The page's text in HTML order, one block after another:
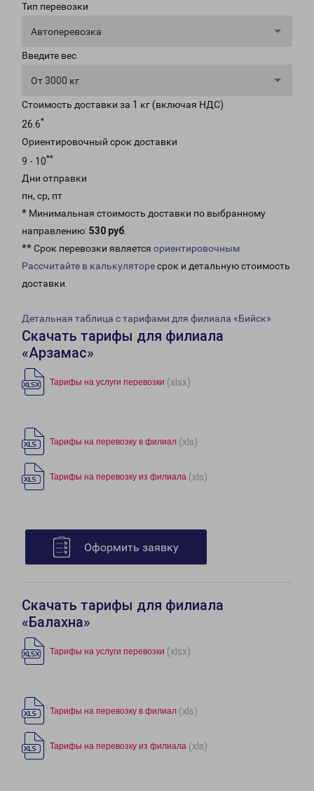
Тип перевозки
Автоперевозка
Введите вес
От 3000 кг
Стоимость доставки за 1 кг (включая НДС)
26.6*
Ориентировочный срок доставки
9 - 10**
Дни отправки
пн, ср, пт
* Минимальная стоимость доставки по выбранному
направлению: 530 руб.
** Срок перевозки является ориентировочным
Рассчитайте в калькуляторесрок и детальную стоимость
доставки.
Детальная таблица с тарифами для филиала «Бийск»
Скачать тарифы для филиала
«Арзамас»
Тарифы на услуги перевозки (xlsx)
Тарифы на перевозку в филиал (xls)
Тарифы на перевозку из филиала (xls)
Оформить заявку
Скачать тарифы для филиала
«Балахна»
Тарифы на услуги перевозки (xlsx)
Тарифы на перевозку в филиал (xls)
Тарифы на перевозку из филиала (xls)